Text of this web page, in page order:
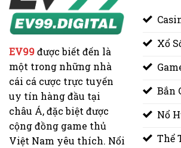
EV99được biết đến là
một trong những nhà
cái cá cược trực tuyến
uy tín hàng đầu tại
châu Á, đặc biệt được
cộng đồng game thủ
Việt Nam yêu thích. Nổi
Xổ
Bắn
Nổ
Thể